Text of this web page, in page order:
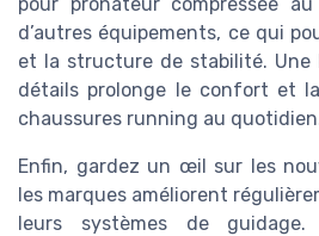
d’autres équipements, ce qui
et la structure de stabilité. Une
détails prolonge le confort et
chaussures running au
Enfin, gardez un œil sur les
les marques améliorent
leurs systèmes de guidage.